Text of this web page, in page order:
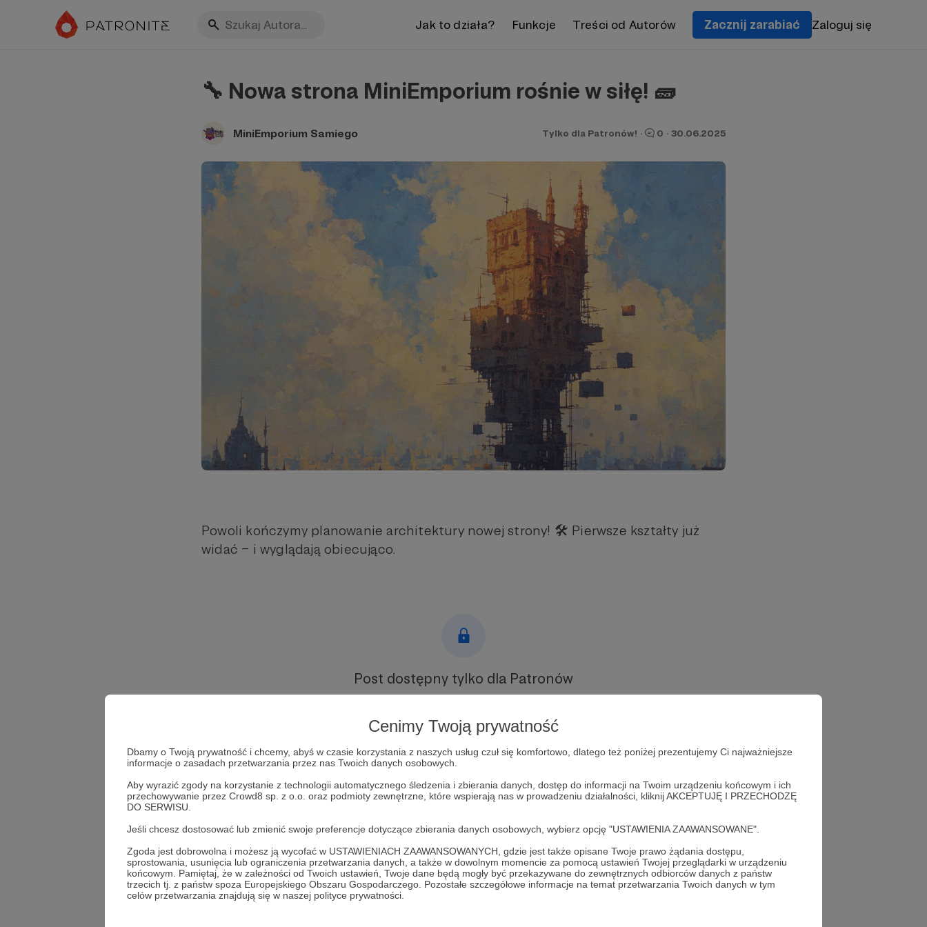
Cenimy Twoją prywatność
Dbamy o Twoją prywatność i chcemy, abyś w czasie korzystania z naszych usług czuł się komfortowo, dlatego też poniżej prezentujemy Ci najważniejsze
informacje o zasadach przetwarzania przez nas Twoich danych osobowych.
Aby wyrazić zgody na korzystanie z technologii automatycznego śledzenia i zbierania danych, dostęp do informacji na Twoim urządzeniu końcowym i ich
przechowywanie przez Crowd8 sp. z o.o. oraz podmioty zewnętrzne, które wspierają nas w prowadzeniu działalności, kliknij AKCEPTUJĘ I PRZECHODZĘ
DO SERWISU.
Jeśli chcesz dostosować lub zmienić swoje preferencje dotyczące zbierania danych osobowych, wybierz opcję "USTAWIENIA ZAAWANSOWANE".
Zgoda jest dobrowolna i możesz ją wycofać w USTAWIENIACH ZAAWANSOWANYCH, gdzie jest także opisane Twoje prawo żądania dostępu,
sprostowania, usunięcia lub ograniczenia przetwarzania danych, a także w dowolnym momencie za pomocą ustawień Twojej przeglądarki w urządzeniu
końcowym. Pamiętaj, że w zależności od Twoich ustawień, Twoje dane będą mogły być przekazywane do zewnętrznych odbiorców danych z państw
trzecich tj. z państw spoza Europejskiego Obszaru Gospodarczego. Pozostałe szczegółowe informacje na temat przetwarzania Twoich danych w tym
celów przetwarzania znajdują się w naszej polityce prywatności.
Jak to działa? Funkcje Treści od Autorów Zacznij zarabiać Zaloguj się
🔧 Nowa strona MiniEmporium rośnie w siłę! 🧱
MiniEmporium Samiego Tylko dla Patronów! · 0 · 30.06.2025
Powoli kończymy planowanie architektury nowej strony! 🛠️ Pierwsze kształty już
widać – i wyglądają obiecująco.
Post dostępny tylko dla Patronów
Zostań Patronem
MiniEmporium Samiego Zobacz profil autora